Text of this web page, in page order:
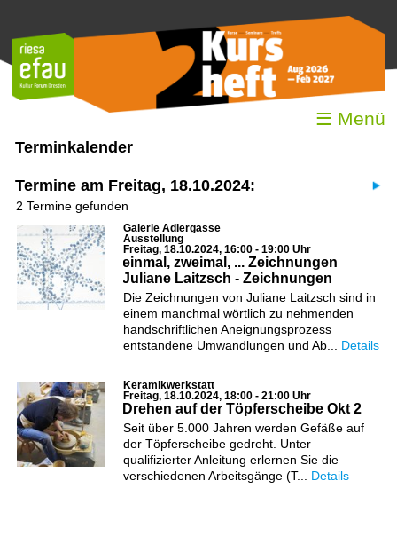
☰ Menü
Terminkalender
Termine am Freitag, 18.10.2024:
2 Termine gefunden
Galerie Adlergasse
Ausstellung
Freitag, 18.10.2024, 16:00 - 19:00 Uhr
einmal, zweimal, ... Zeichnungen
Juliane Laitzsch - Zeichnungen
Die Zeichnungen von Juliane Laitzsch sind in
einem manchmal wörtlich zu nehmenden
handschriftlichen Aneignungsprozess
entstandene Umwandlungen und Ab... Details
Keramikwerkstatt
Freitag, 18.10.2024, 18:00 - 21:00 Uhr
Drehen auf der Töpferscheibe Okt 2
Seit über 5.000 Jahren werden Gefäße auf
der Töpferscheibe gedreht. Unter
qualifizierter Anleitung erlernen Sie die
verschiedenen Arbeitsgänge (T... Details